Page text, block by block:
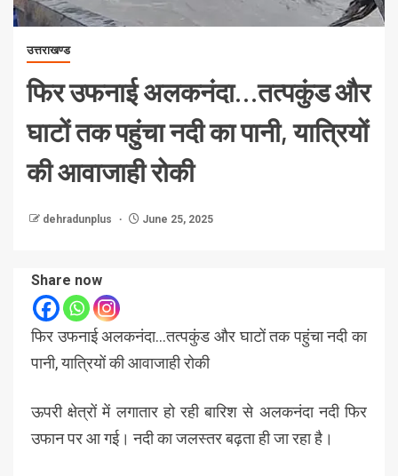
उत्तराखण्ड
फिर उफनाई अलकनंदा…तत्पकुंड और
घाटों तक पहुंचा नदी का पानी, यात्रियों
की आवाजाही रोकी
dehradunplus June 25, 2025
Share now
फिर उफनाई अलकनंदा…तत्पकुंड और घाटों तक पहुंचा नदी का
पानी, यात्रियों की आवाजाही रोकी
ऊपरी क्षेत्रों में लगातार हो रही बारिश से अलकनंदा नदी फिर
उफान पर आ गई। नदी का जलस्तर बढ़ता ही जा रहा है।